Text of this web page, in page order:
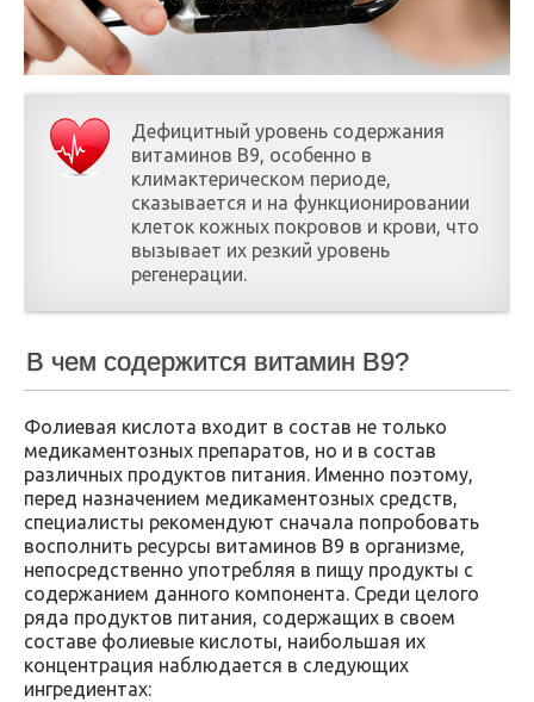
Дефицитный уровень содержания
витаминов В9, особенно в
климактерическом периоде,
сказывается и на функционировании
клеток кожных покровов и крови, что
вызывает их резкий уровень
регенерации.
В чем содержится витамин В9?
Фолиевая кислота входит в состав не только
медикаментозных препаратов, но и в состав
различных продуктов питания. Именно поэтому,
перед назначением медикаментозных средств,
специалисты рекомендуют сначала попробовать
восполнить ресурсы витаминов В9 в организме,
непосредственно употребляя в пищу продукты с
содержанием данного компонента. Среди целого
ряда продуктов питания, содержащих в своем
составе фолиевые кислоты, наибольшая их
концентрация наблюдается в следующих
ингредиентах: